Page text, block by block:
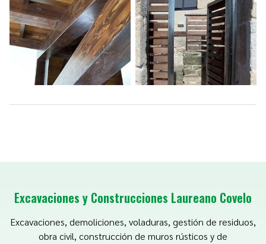
Excavaciones y Construcciones Laureano Covelo
Excavaciones, demoliciones, voladuras, gestión de residuos,
obra civil, construcción de muros rústicos y de